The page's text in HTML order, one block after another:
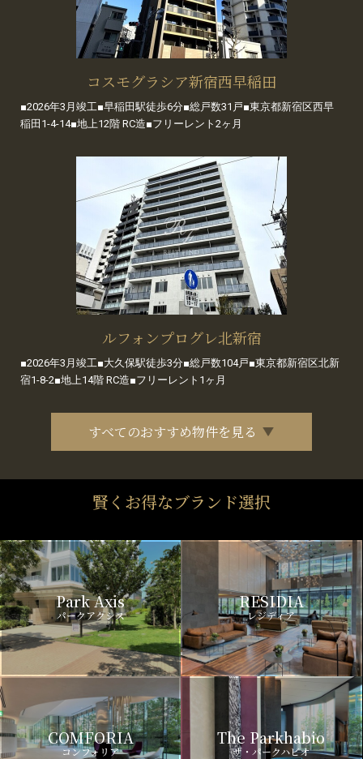
コスモグラシア新宿西早稲田
■2026年3月竣工■早稲田駅徒歩6分■総戸数31戸■東京都新宿区西早
稲田1-4-14■地上12階 RC造■フリーレント2ヶ月
ルフォンプログレ北新宿
■2026年3月竣工■大久保駅徒歩3分■総戸数104戸■東京都新宿区北新
宿1-8-2■地上14階 RC造■フリーレント1ヶ月
すべてのおすすめ物件を見る
賢くお得なブランド選択
Park Axis
パークアクシス
RESIDIA
レジディア
COMFORIA
コンフォリア
The Parkhabio
ザ・パークハビオ